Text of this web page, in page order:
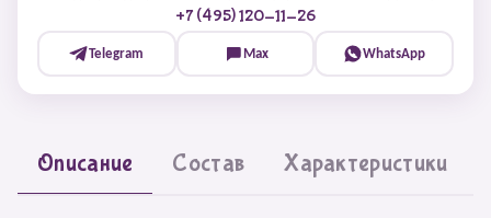
+7 (495) 120-11-26
Telegram Max WhatsApp
Описание Состав Характеристики